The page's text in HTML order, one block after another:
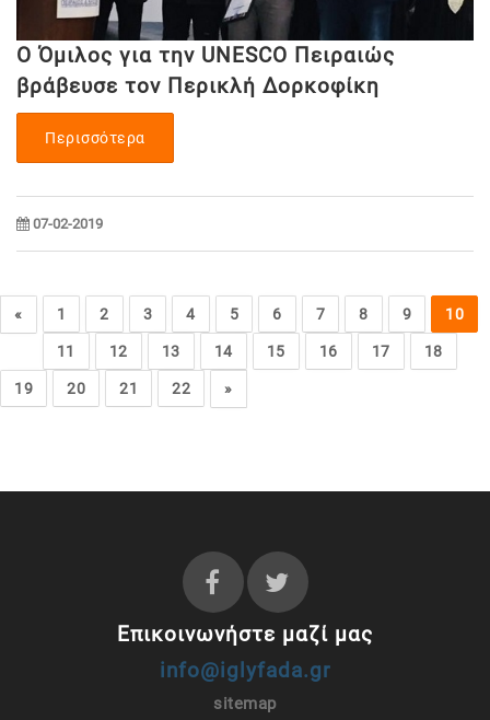
Ο Όμιλος για την UNESCO Πειραιώς
βράβευσε τον Περικλή Δορκοφίκη
Περισσότερα
07-02-2019
« 1 2 3 4 5 6 7 8 9 10
11 12 13 14 15 16 17 18
19 20 21 22 »
Επικοινωνήστε μαζί μας
info@iglyfada.gr
sitemap